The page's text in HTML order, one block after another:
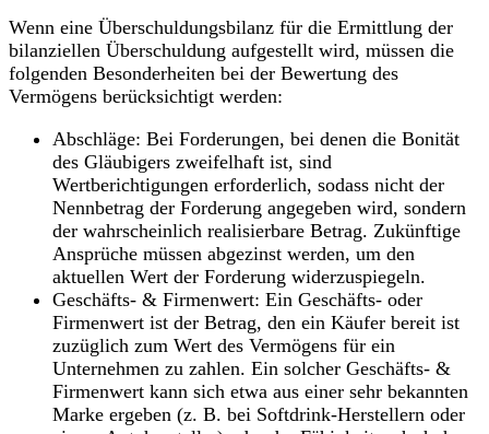
Wenn eine Überschuldungsbilanz für die Ermittlung der
bilanziellen Überschuldung aufgestellt wird, müssen die
folgenden Besonderheiten bei der Bewertung des
Vermögens berücksichtigt werden:
Abschläge: Bei Forderungen, bei denen die Bonität
des Gläubigers zweifelhaft ist, sind
Wertberichtigungen erforderlich, sodass nicht der
Nennbetrag der Forderung angegeben wird, sondern
der wahrscheinlich realisierbare Betrag. Zukünftige
Ansprüche müssen abgezinst werden, um den
aktuellen Wert der Forderung widerzuspiegeln.
Geschäfts- & Firmenwert: Ein Geschäfts- oder
Firmenwert ist der Betrag, den ein Käufer bereit ist
zuzüglich zum Wert des Vermögens für ein
Unternehmen zu zahlen. Ein solcher Geschäfts- &
Firmenwert kann sich etwa aus einer sehr bekannten
Marke ergeben (z. B. bei Softdrink-Herstellern oder